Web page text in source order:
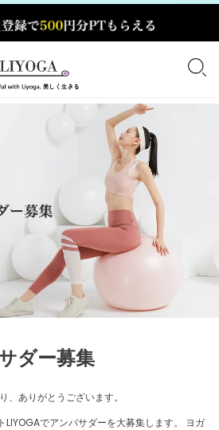
ダー募集
、ありがとうございます。
LIYOGAでアンバサダーを大募集します。 ヨガ